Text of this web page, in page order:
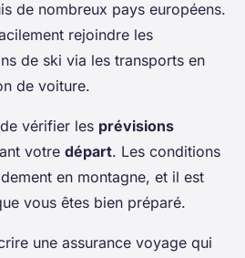
de nombreux pays européens.
rejoindre les
de ski via les transports en
de voiture.
vérifier les prévisions
votre départ. Les conditions
en montagne, et il est
vous êtes bien préparé.
une assurance voyage qui